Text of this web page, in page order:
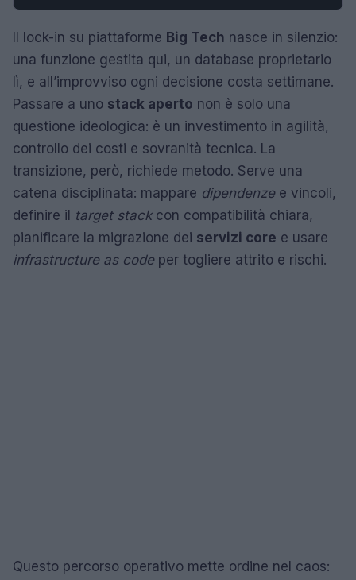
Il lock-in su piattaforme Big Tech nasce in silenzio:
una funzione gestita qui, un database proprietario
lì, e all’improvviso ogni decisione costa settimane.
Passare a uno stack aperto non è solo una
questione ideologica: è un investimento in agilità,
controllo dei costi e sovranità tecnica. La
transizione, però, richiede metodo. Serve una
catena disciplinata: mappare dipendenzee vincoli,
definire il target stackcon compatibilità chiara,
pianificare la migrazione dei servizi core e usare
infrastructure as codeper togliere attrito e rischi.
Questo percorso operativo mette ordine nel caos: